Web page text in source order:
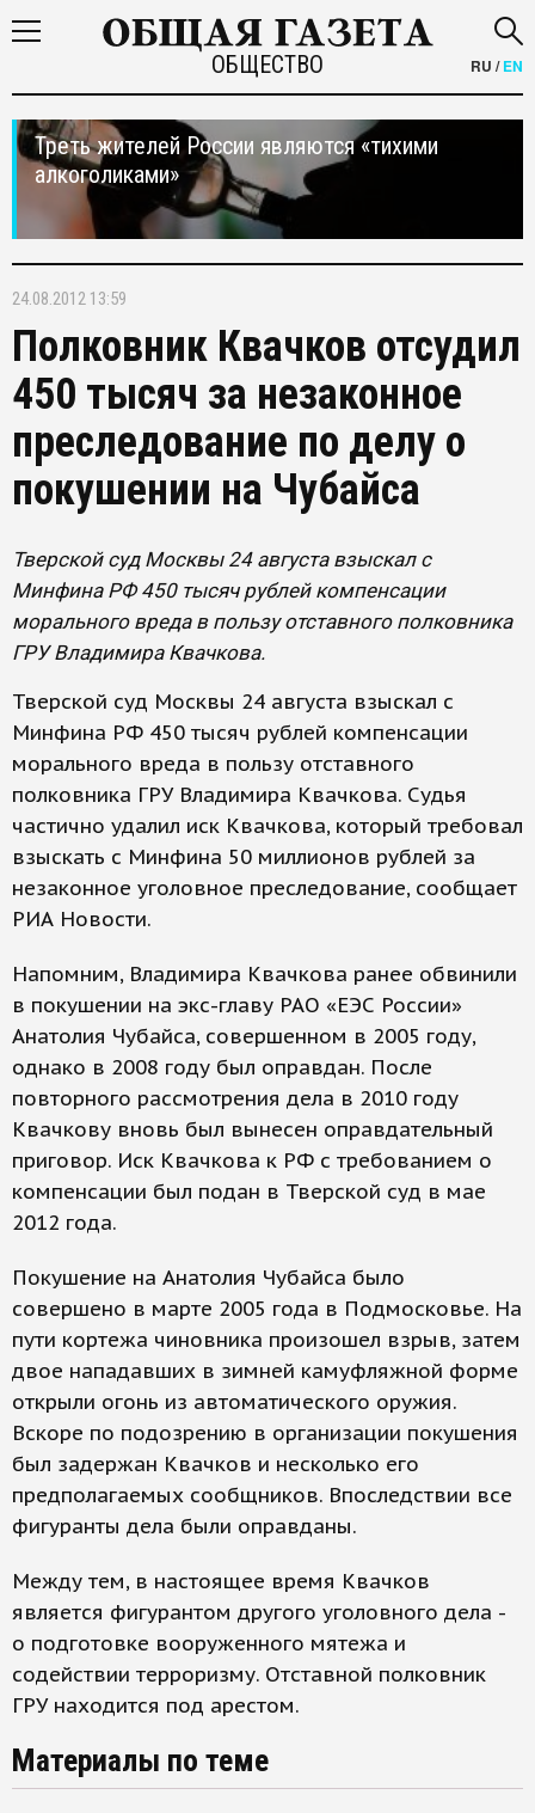
ОБЩЕСТВО RU /EN
Треть жителей России являются «тихими
алкоголиками»
24.08.2012 13:59
Полковник Квачков отсудил
450 тысяч за незаконное
преследование по делу о
покушении на Чубайса
Тверской суд Москвы 24 августа взыскал с
Минфина РФ 450 тысяч рублей компенсации
морального вреда в пользу отставного полковника
ГРУ Владимира Квачкова.
Тверской суд Москвы 24 августа взыскал с
Минфина РФ 450 тысяч рублей компенсации
морального вреда в пользу отставного
полковника ГРУ Владимира Квачкова. Судья
частично удалил иск Квачкова, который требовал
взыскать с Минфина 50 миллионов рублей за
незаконное уголовное преследование, сообщает
РИА Новости.
Напомним, Владимира Квачкова ранее обвинили
в покушении на экс-главу РАО «ЕЭС России»
Анатолия Чубайса, совершенном в 2005 году,
однако в 2008 году был оправдан. После
повторного рассмотрения дела в 2010 году
Квачкову вновь был вынесен оправдательный
приговор. Иск Квачкова к РФ с требованием о
компенсации был подан в Тверской суд в мае
2012 года.
Покушение на Анатолия Чубайса было
совершено в марте 2005 года в Подмосковье. На
пути кортежа чиновника произошел взрыв, затем
двое нападавших в зимней камуфляжной форме
открыли огонь из автоматического оружия.
Вскоре по подозрению в организации покушения
был задержан Квачков и несколько его
предполагаемых сообщников. Впоследствии все
фигуранты дела были оправданы.
Между тем, в настоящее время Квачков
является фигурантом другого уголовного дела -
о подготовке вооруженного мятежа и
содействии терроризму. Отставной полковник
ГРУ находится под арестом.
Материалы по теме